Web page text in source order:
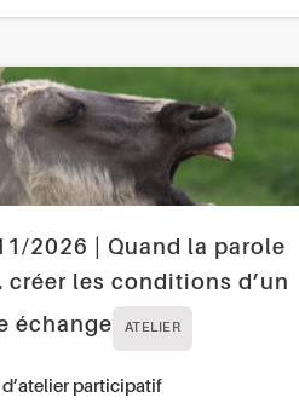
2026 | Quand la parole
les conditions d’un
échange
ATELIER
d’atelier participatif